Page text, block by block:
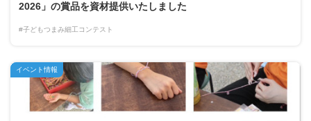
2026」の賞品を資材提供いたしました
#子どもつまみ細工コンテスト
イベント情報